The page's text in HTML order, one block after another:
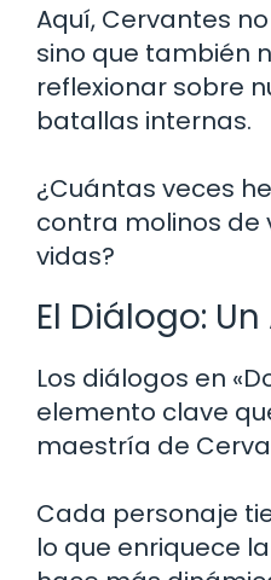
Aquí, Cervantes
sino que también
reflexionar sobre
batallas internas.
¿Cuántas veces
contra molinos de
vidas?
El Diálogo:
Los diálogos en
elemento clave
maestría de
Cada personaje
lo que enriquece